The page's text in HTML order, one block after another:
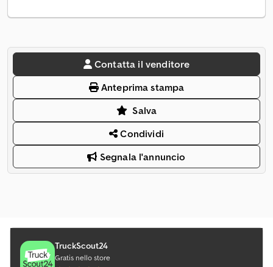
Contatta il venditore
Anteprima stampa
Salva
Condividi
Segnala l'annuncio
TruckScout24
Gratis nello store